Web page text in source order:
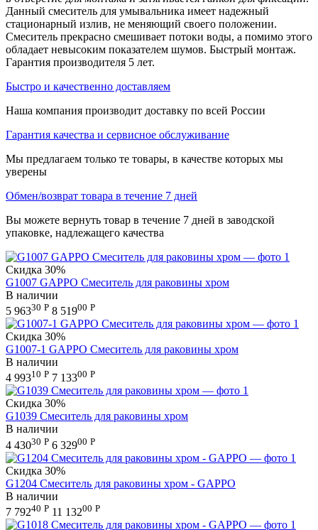
Данный смеситель для умывальника имеет надежный
стационарный излив, не меняющий своего положении.
Смеситель прекрасно смешивает потоки воды, а помимо этого
обладает невысоким показателем шумов. Быстрый монтаж.
Гарантия производителя 5 лет.
Быстро и качественно доставляем
Наша компания производит доставку по всей России
Гарантия качества и сервисное обслуживание
Мы предлагаем только те товары, в качестве которых мы
уверены
Обмен/возврат товара в течение 7 дней
Вы можете вернуть товар в течение 7 дней в заводской
упаковке, надлежащего качества
Скидка 30%
G1007 GAPPO Смеситель для раковины хром
В наличии
5 96330 Р 8 51900 Р
Скидка 30%
G1007-1 GAPPO Смеситель для раковины хром
В наличии
4 99310 Р 7 13300 Р
Скидка 30%
G1039 Смеситель для раковины хром
В наличии
4 43030 Р 6 32900 Р
Скидка 30%
G1204 Смеситель для раковины хром - GAPPO
В наличии
7 79240 Р 11 13200 Р